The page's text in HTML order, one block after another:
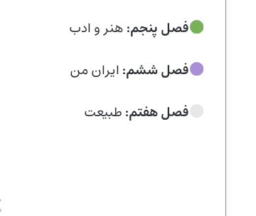
فصل پنجم: هنر و ادب
فصل ششم: ایران من
فصل هفتم: طبیعت